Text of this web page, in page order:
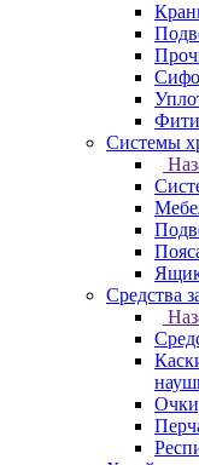
Системы
Средства